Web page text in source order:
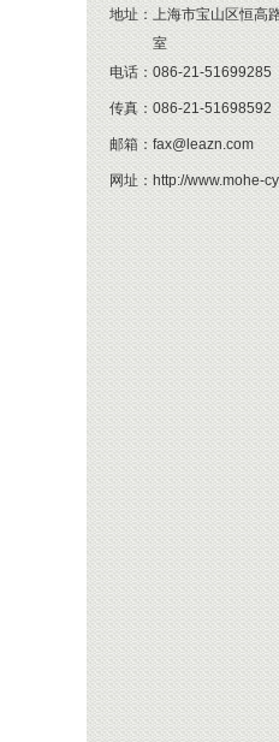
地址： 上海市宝山区恒高
室
电话： 086-21-51699285
传真： 086-21-51698592
邮箱： fax@leazn.com
网址： http://www.mohe-